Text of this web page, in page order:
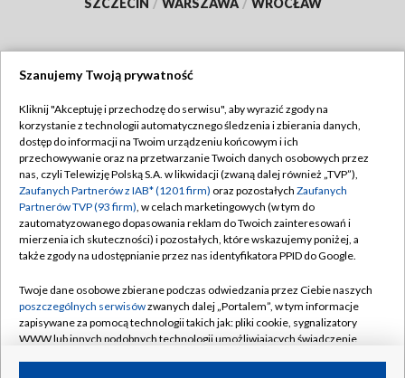
SZCZECIN / WARSZAWA / WROCŁAW
TVP
Abonament TVP
Emisja w TVP
Centrum informacji TVP
Naziemna Telewizja Cyfrowa
Rada Programowa
System NOS
Informacje o nadawcy
Regulamin TVP
Polityka prywatności
Moje zgody
Pomoc
Kontakt
Kanały
Szanujemy Twoją prywatność
Kliknij "Akceptuję i przechodzę do serwisu", aby wyrazić zgody na
korzystanie z technologii automatycznego śledzenia i zbierania danych,
dostęp do informacji na Twoim urządzeniu końcowym i ich
przechowywanie oraz na przetwarzanie Twoich danych osobowych przez
nas, czyli Telewizję Polską S.A. w likwidacji (zwaną dalej również „TVP”),
Zaufanych Partnerów z IAB* (1201 firm) oraz pozostałych Zaufanych
Partnerów TVP (93 firm), w celach marketingowych (w tym do
zautomatyzowanego dopasowania reklam do Twoich zainteresowań i
mierzenia ich skuteczności) i pozostałych, które wskazujemy poniżej, a
także zgody na udostępnianie przez nas identyfikatora PPID do Google.
Twoje dane osobowe zbierane podczas odwiedzania przez Ciebie naszych
poszczególnych serwisówzwanych dalej „Portalem”, w tym informacje
zapisywane za pomocą technologii takich jak: pliki cookie, sygnalizatory
WWW lub innych podobnych technologii umożliwiających świadczenie